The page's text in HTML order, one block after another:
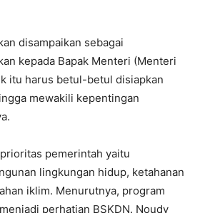
disampaikan sebagai
kepada Bapak Menteri (Menteri
itu harus betul-betul disiapkan
mewakili kepentingan
pemerintah yaitu
lingkungan hidup, ketahanan
iklim. Menurutnya, program
perhatian BSKDN. Noudy